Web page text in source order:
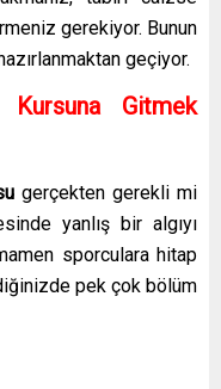
gerekiyor. Bunun
geçiyor.
Kursuna Gitmek
gerçekten gerekli mi
yanlış bir algıyı
sporculara hitap
pek çok bölüm